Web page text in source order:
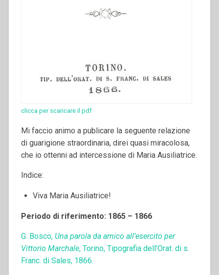
clicca per scaricare il pdf
Mi faccio animo a publicare la seguente relazione
di guarigione straordinaria, direi quasi miracolosa,
che io ottenni ad intercessione di Maria Ausiliatrice.
Indice:
Viva Maria Ausiliatrice!
Periodo di riferimento: 1865 – 1866
G. Bosco, Una parola da amico all’esercito per
Vittorio Marchale, Torino, Tipografia dell’Orat. di s.
Franc. di Sales, 1866.